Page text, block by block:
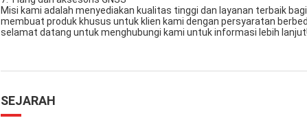
Misi kami adalah menyediakan kualitas tinggi dan layanan terbaik
membuat produk khusus untuk klien kami dengan persyaratan
selamat datang untuk menghubungi kami untuk informasi lebih lanjut!
SEJARAH